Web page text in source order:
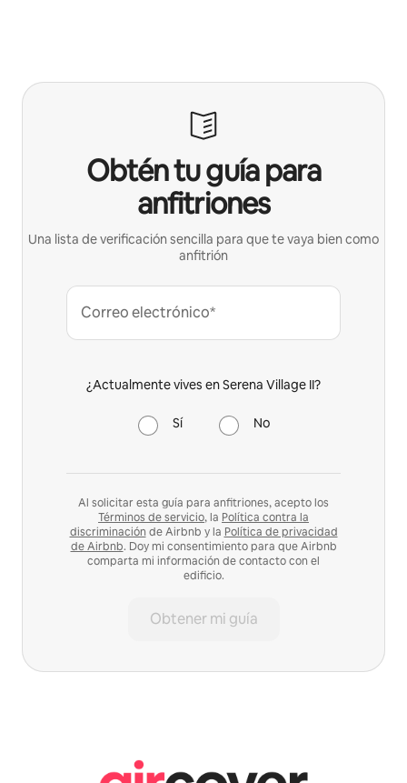
Obtén tu guía para
anfitriones
Una lista de verificación sencilla para que te vaya bien como
anfitrión
Correo electrónico*
¿Actualmente vives en Serena Village II?
Sí No
Al solicitar esta guía para anfitriones, acepto los
Términos de servicio, la Política contra la
discriminación de Airbnb y la Política de privacidad
de Airbnb. Doy mi consentimiento para que Airbnb
comparta mi información de contacto con el
edificio.
Obtener mi guía